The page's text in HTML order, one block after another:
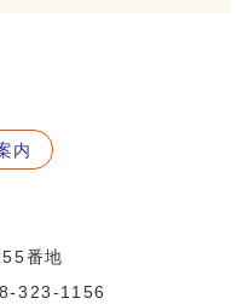
内
番地
323-1156